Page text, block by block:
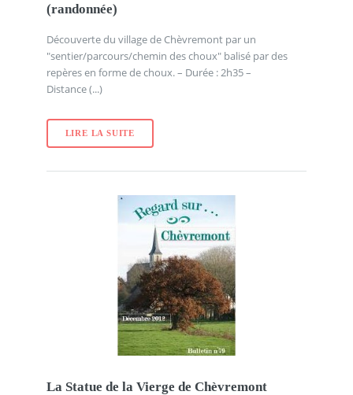
(randonnée)
Découverte du village de Chèvremont par un
"sentier/parcours/chemin des choux" balisé par des
repères en forme de choux. – Durée : 2h35 –
Distance (...)
LIRE LA SUITE
La Statue de la Vierge de Chèvremont